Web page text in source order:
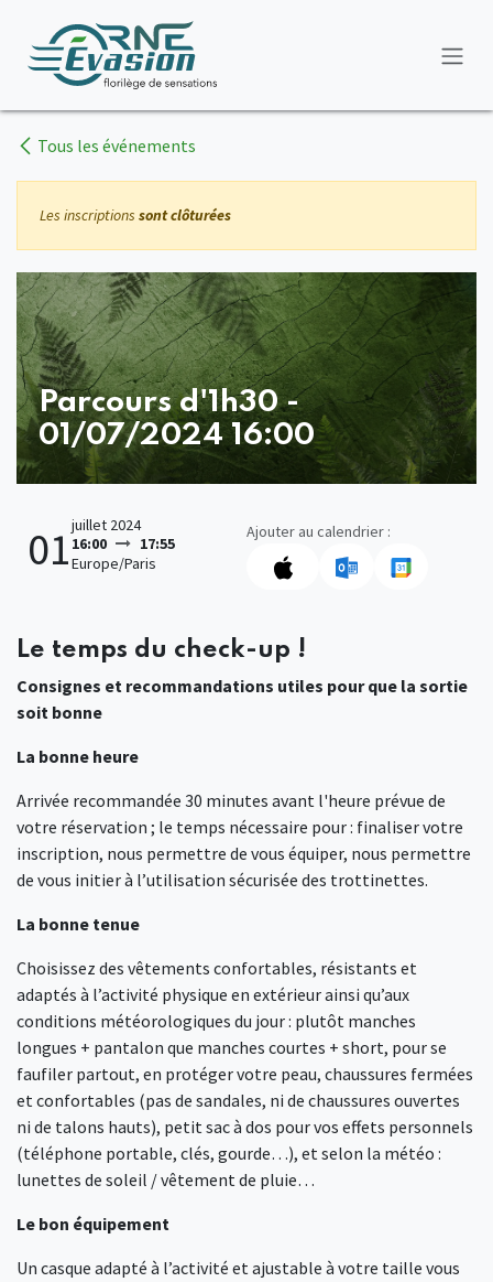
Tous les événements
Les inscriptions sont clôturées
Parcours d'1h30 -
01/07/2024 16:00
01juillet 2024
16:00
17:55
Europe/Paris
Ajouter au calendrier :
Le temps du check-up !
Consignes et recommandations utiles pour que la sortie
soit bonne
La bonne heure
Arrivée recommandée 30 minutes avant l'heure prévue de
votre réservation ; le temps nécessaire pour : finaliser votre
inscription, nous permettre de vous équiper, nous permettre
de vous initier à l’utilisation sécurisée des trottinettes.
La bonne tenue
Choisissez des vêtements confortables, résistants et
adaptés à l’activité physique en extérieur ainsi qu’aux
conditions météorologiques du jour : plutôt manches
longues + pantalon que manches courtes + short, pour se
faufiler partout, en protéger votre peau, chaussures fermées
et confortables (pas de sandales, ni de chaussures ouvertes
ni de talons hauts), petit sac à dos pour vos effets personnels
(téléphone portable, clés, gourde…), et selon la météo :
lunettes de soleil / vêtement de pluie…
Le bon équipement
Un casque adapté à l’activité et ajustable à votre taille vous